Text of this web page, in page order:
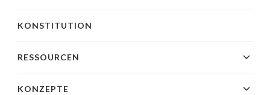
KONSTITUTION
RESSOURCEN
KONZEPTE